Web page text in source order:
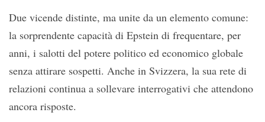
Due vicende distinte, ma unite da un elemento comune:
la sorprendente capacità di Epstein di frequentare, per
anni, i salotti del potere politico ed economico globale
senza attirare sospetti. Anche in Svizzera, la sua rete di
relazioni continua a sollevare interrogativi che attendono
ancora risposte.